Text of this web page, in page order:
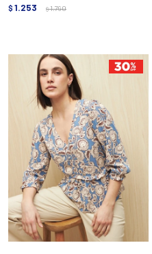
$ 1.253 $ 1.790